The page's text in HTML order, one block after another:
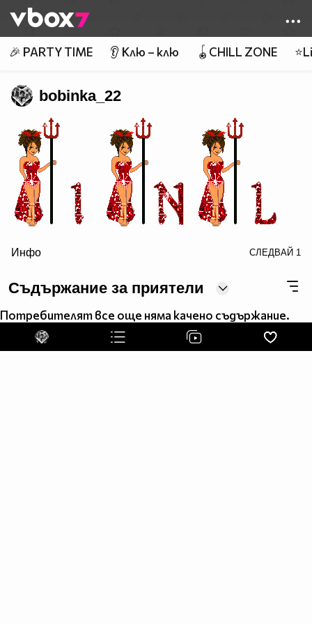
👾
🎉 PARTY TIME 👂 Клю – клю 🪀CHILL ZONE
bobinka_22
border=0>
Инфо СЛЕДВАЙ 1
Съдържание за приятели
Потребителят все още няма качено съдържание.